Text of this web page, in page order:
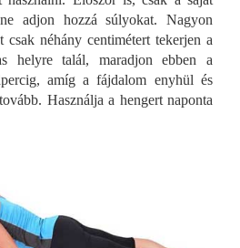
adjon hozzá súlyokat. Nagyon
csak néhány centimétert tekerjen a
helyre talál, maradjon ebben a
amíg a fájdalom enyhül és
Használja a hengert naponta